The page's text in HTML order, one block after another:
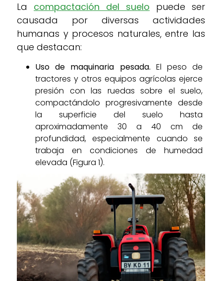
La compactación del suelo puede ser
causada por diversas actividades
humanas y procesos naturales, entre las
que destacan:
Uso de maquinaria pesada. El peso de
tractores y otros equipos agrícolas ejerce
presión con las ruedas sobre el suelo,
compactándolo progresivamente desde
la superficie del suelo hasta
aproximadamente 30 a 40 cm de
profundidad, especialmente cuando se
trabaja en condiciones de humedad
elevada (Figura 1).